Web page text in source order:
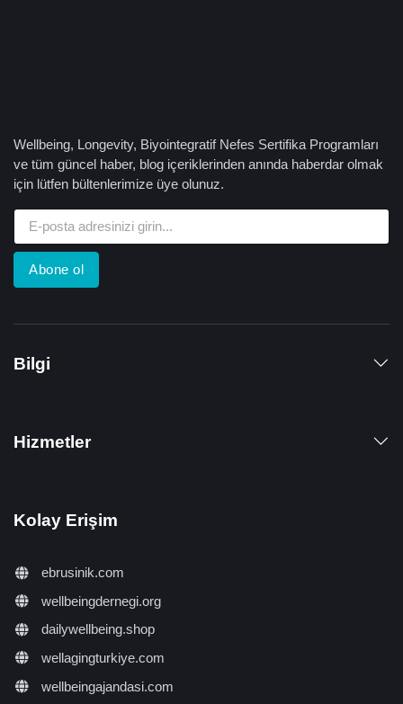
Wellbeing, Longevity, Biyointegratif Nefes Sertifika Programları
ve tüm güncel haber, blog içeriklerinden anında haberdar olmak
için lütfen bültenlerimize üye olunuz.
Abone ol
Bilgi
Hizmetler
Kolay Erişim
ebrusinik.com
wellbeingdernegi.org
dailywellbeing.shop
wellagingturkiye.com
wellbeingajandasi.com